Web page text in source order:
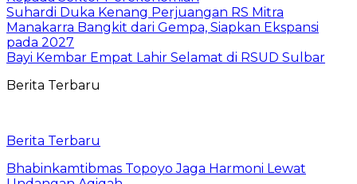
Suhardi Duka Kenang Perjuangan RS Mitra
Manakarra Bangkit dari Gempa, Siapkan Ekspansi
pada 2027
Bayi Kembar Empat Lahir Selamat di RSUD Sulbar
Berita Terbaru
Berita Terbaru
Bhabinkamtibmas Topoyo Jaga Harmoni Lewat